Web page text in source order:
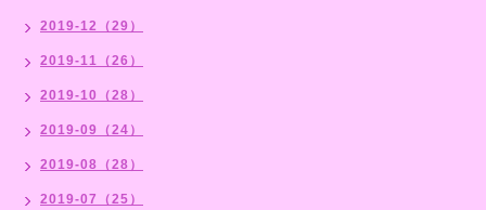
2019-12（29）
2019-11（26）
2019-10（28）
2019-09（24）
2019-08（28）
2019-07（25）